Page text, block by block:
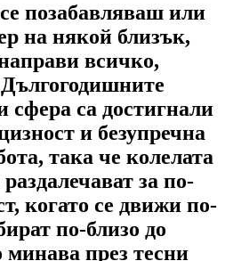
позабавляваш или
на някой близък,
всичко,
сфера са достигнали
и безупречна
така че колелата
за по-
когато се движи по-
по-близо до
минава през тесни